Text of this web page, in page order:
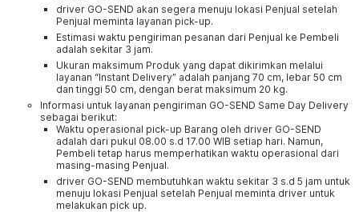
driver GO-SEND akan segera menuju lokasi Penjual setelah
Penjual meminta layanan pick-up.
Estimasi waktu pengiriman pesanan dari Penjual ke Pembeli
adalah sekitar 3 jam.
Ukuran maksimum Produk yang dapat dikirimkan melalui
layanan “Instant Delivery” adalah panjang 70 cm, lebar 50 cm
dan tinggi 50 cm, dengan berat maksimum 20 kg.
Informasi untuk layanan pengiriman GO-SEND Same Day Delivery
sebagai berikut:
Waktu operasional pick-up Barang oleh driver GO-SEND
adalah dari pukul 08.00 s.d 17.00 WIB setiap hari. Namun,
Pembeli tetap harus memperhatikan waktu operasional dari
masing-masing Penjual.
driver GO-SEND membutuhkan waktu sekitar 3 s.d 5 jam untuk
menuju lokasi Penjual setelah Penjual meminta driver untuk
melakukan pick up.